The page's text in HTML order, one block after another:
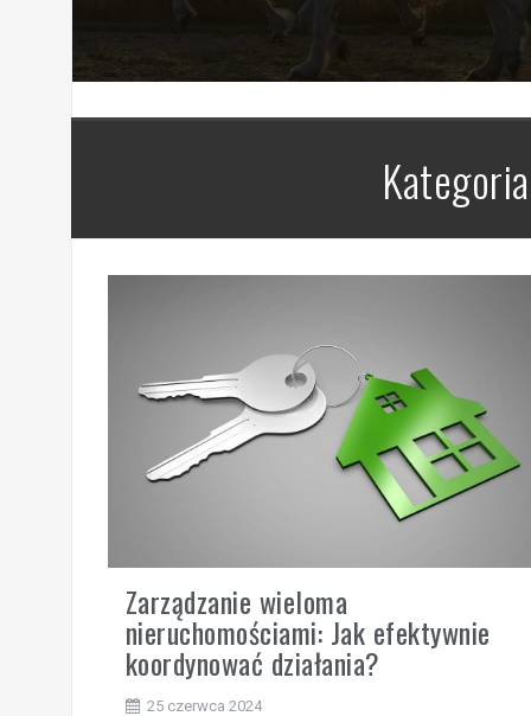
Zarządzanie wieloma
nieruchomościami: Jak efektywnie
koordynować działania?
25 czerwca 2024